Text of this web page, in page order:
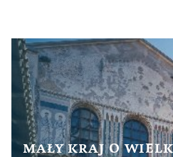
MAŁY KRAJ O